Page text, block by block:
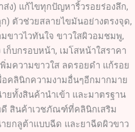
ส่ง) แก้ไขทุกปัญหาริ้วรอยร่องลึก,
ตัวช่วยสลายไขมันอย่างตรงจุด,
ขาวไวทันใจ ขาวใสผิวอมชมพู,
ก็บกรอบหน้า, เมโสหน้าใสราคา
มความขาวใส ลดรอยดำ แก้รอย
คลินิกความงามอื่นๆอีกมากมาย
ยทั้งสินค้านำเข้า และมาตรฐาน
สินค้าเวชภัณฑ์ที่คลินิกเสริม
ยกลูต้าแบบฉีด และยาฉีดผิวขาว